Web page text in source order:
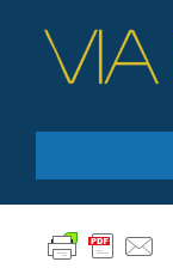
contenu
Accueil
Ressources